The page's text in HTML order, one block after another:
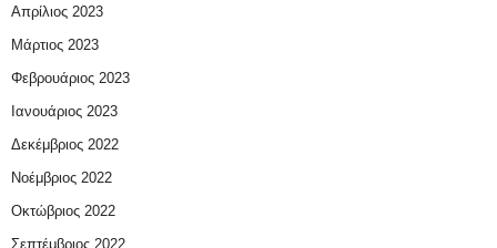
Απρίλιος 2023
Μάρτιος 2023
Φεβρουάριος 2023
Ιανουάριος 2023
Δεκέμβριος 2022
Νοέμβριος 2022
Οκτώβριος 2022
Σεπτέμβριος 2022